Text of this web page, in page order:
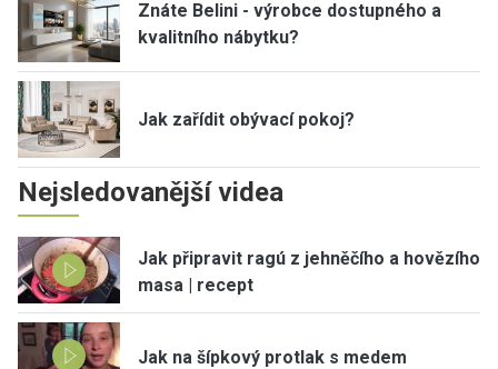
Znáte Belini - výrobce dostupného a
kvalitního nábytku?
Jak zařídit obývací pokoj?
Nejsledovanější videa
Jak připravit ragú z jehněčího a hovězího
masa | recept
Jak na šípkový protlak s medem